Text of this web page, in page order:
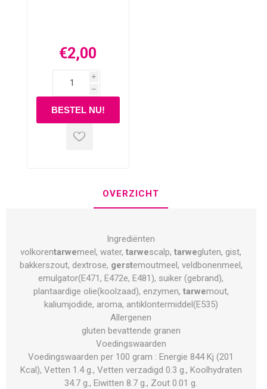
€2,00
i
h
OVERZICHT
Ingrediënten
volkorentarwemeel, water,tarwescalp,tarwegluten, gist,
bakkerszout, dextrose, gerstemoutmeel, veldbonenmeel,
emulgator(E471, E472e, E481), suiker (gebrand),
plantaardige olie(koolzaad), enzymen, tarwemout,
kaliumjodide, aroma, antiklontermiddel(E535)
Allergenen
gluten bevattende granen
Voedingswaarden
Voedingswaarden per 100 gram : Energie 844 Kj (201
Kcal), Vetten 1.4 g., Vetten verzadigd 0.3 g., Koolhydraten
34.7 g., Eiwitten 8.7 g., Zout 0.01 g.